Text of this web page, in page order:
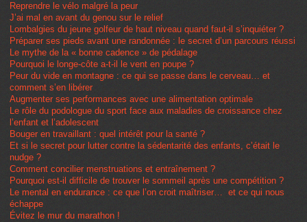
Reprendre le vélo malgré la peur
J’ai mal en avant du genou sur le relief
Lombalgies du jeune golfeur de haut niveau quand faut-il s’inquiéter ?
Préparer ses pieds avant une randonnée : le secret d’un parcours réussi
Le mythe de la « bonne cadence » de pédalage
Pourquoi le longe-côte a-t-il le vent en poupe ?
Peur du vide en montagne : ce qui se passe dans le cerveau… et
comment s’en libérer
Augmenter ses performances avec une alimentation optimale
Le rôle du podologue du sport face aux maladies de croissance chez
l’enfant et l’adolescent
Bouger en travaillant : quel intérêt pour la santé ?
Et si le secret pour lutter contre la sédentarité des enfants, c’était le
nudge ?
Comment concilier menstruations et entraînement ?
Pourquoi est-il difficile de trouver le sommeil après une compétition ?
Le mental en endurance : ce que l’on croit maîtriser… et ce qui nous
échappe
Évitez le mur du marathon !